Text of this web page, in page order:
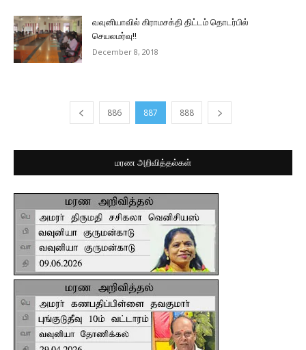
வவுனியாவில் கிராமசக்தி திட்டம் தொடர்பில்
செயலமர்வு!!
December 8, 2018
886 887 888
மரண அறிவித்தல்கள்